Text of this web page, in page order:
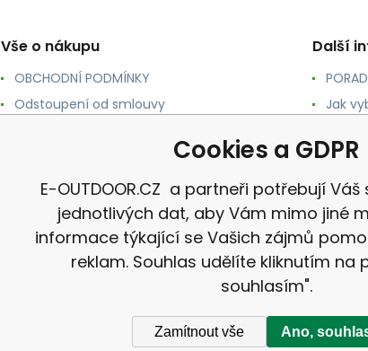
Vše o nákupu
OBCHODNÍ PODMÍNKY
Odstoupení od smlouvy
Ochrana osobních údajů
Další
Jak
Jak
Cookies a GDPR
E-OUTDOOR.CZ a partneři potřebují
jednotlivých dat, aby Vám mimo jiné
informace týkající se Vašich zájmů
reklam. Souhlas udělíte kliknutím na
souhlasím".
Zamítnout vše Ano,